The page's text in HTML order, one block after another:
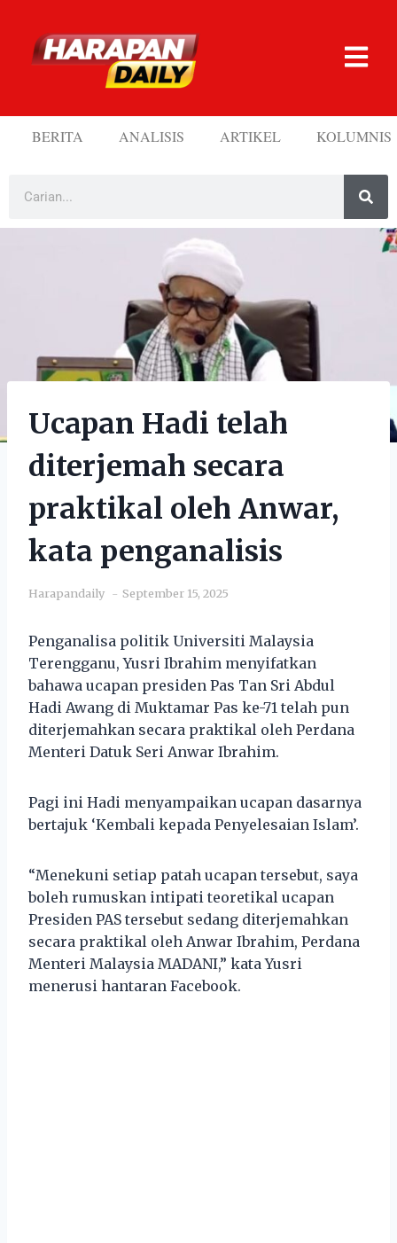
BERITA ANALISIS ARTIKEL KOLUMNIS
Ucapan Hadi telah
diterjemah secara
praktikal oleh Anwar,
kata penganalisis
Harapandaily September 15, 2025
Penganalisa politik Universiti Malaysia
Terengganu, Yusri Ibrahim menyifatkan
bahawa ucapan presiden Pas Tan Sri Abdul
Hadi Awang di Muktamar Pas ke-71 telah pun
diterjemahkan secara praktikal oleh Perdana
Menteri Datuk Seri Anwar Ibrahim.
Pagi ini Hadi menyampaikan ucapan dasarnya
bertajuk ‘Kembali kepada Penyelesaian Islam’.
“Menekuni setiap patah ucapan tersebut, saya
boleh rumuskan intipati teoretikal ucapan
Presiden PAS tersebut sedang diterjemahkan
secara praktikal oleh Anwar Ibrahim, Perdana
Menteri Malaysia MADANI,” kata Yusri
menerusi hantaran Facebook.